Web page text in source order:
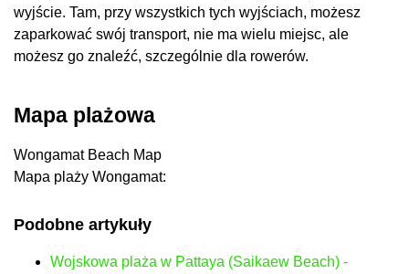
wyjście. Tam, przy wszystkich tych wyjściach, możesz
zaparkować swój transport, nie ma wielu miejsc, ale
możesz go znaleźć, szczególnie dla rowerów.
Mapa plażowa
Wongamat Beach Map
Mapa plaży Wongamat:
Podobne artykuły
Wojskowa plaża w Pattaya (Saikaew Beach) -